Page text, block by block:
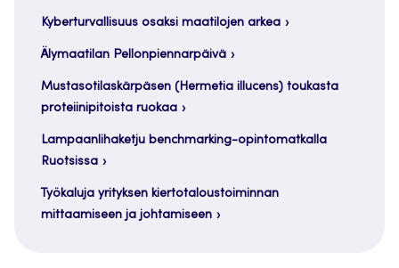
Kyberturvallisuus osaksi maatilojen arkea
Älymaatilan Pellonpiennarpäivä
Mustasotilaskärpäsen (Hermetia illucens) toukasta
proteiinipitoista ruokaa
Lampaanlihaketju benchmarking-opintomatkalla
Ruotsissa
Työkaluja yrityksen kiertotaloustoiminnan
mittaamiseen ja johtamiseen